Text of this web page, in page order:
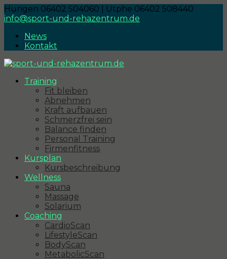
Hungen 06402 504060 | Utphe 06402 508440
info@sport-und-rehazentrum.de
News
Kontakt
Training
Fit bleiben
Abnehmen
Kraft aufbauen
Schmerzfrei sein
Balance finden
Personal Training
Firmenfitness
Kursplan
Kursbeschreibung
Wellness
Sauna
Massage
Solarium
Coaching
CardioScan
LifestyleScan
BodyScan
MetabolicScan